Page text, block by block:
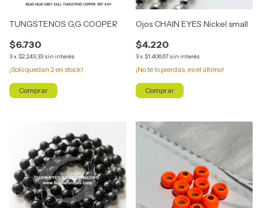
TUNGSTENOS G,G COOPER
$6.730
3x $2.243,33 sin interés
¡Solo quedan 2en stock!
Comprar
Ojos CHAIN EYES Nickel small
$4.220
3x $1.406,67 sin interés
¡No te lo pierdas, es el último!
Comprar